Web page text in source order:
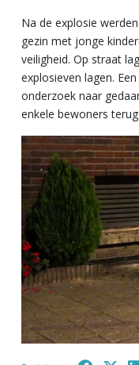
Na de explosie
gezin met jonge
veiligheid. Op straat
explosieven lagen.
onderzoek naar
enkele bewoners